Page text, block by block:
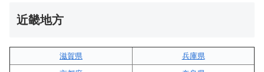
近畿地方
滋賀県
兵庫県